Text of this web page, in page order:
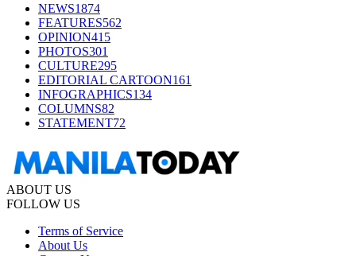
NEWS1874
FEATURES562
OPINION415
PHOTOS301
CULTURE295
EDITORIAL CARTOON161
INFOGRAPHICS134
COLUMNS82
STATEMENT72
ABOUT US
FOLLOW US
Terms of Service
About Us